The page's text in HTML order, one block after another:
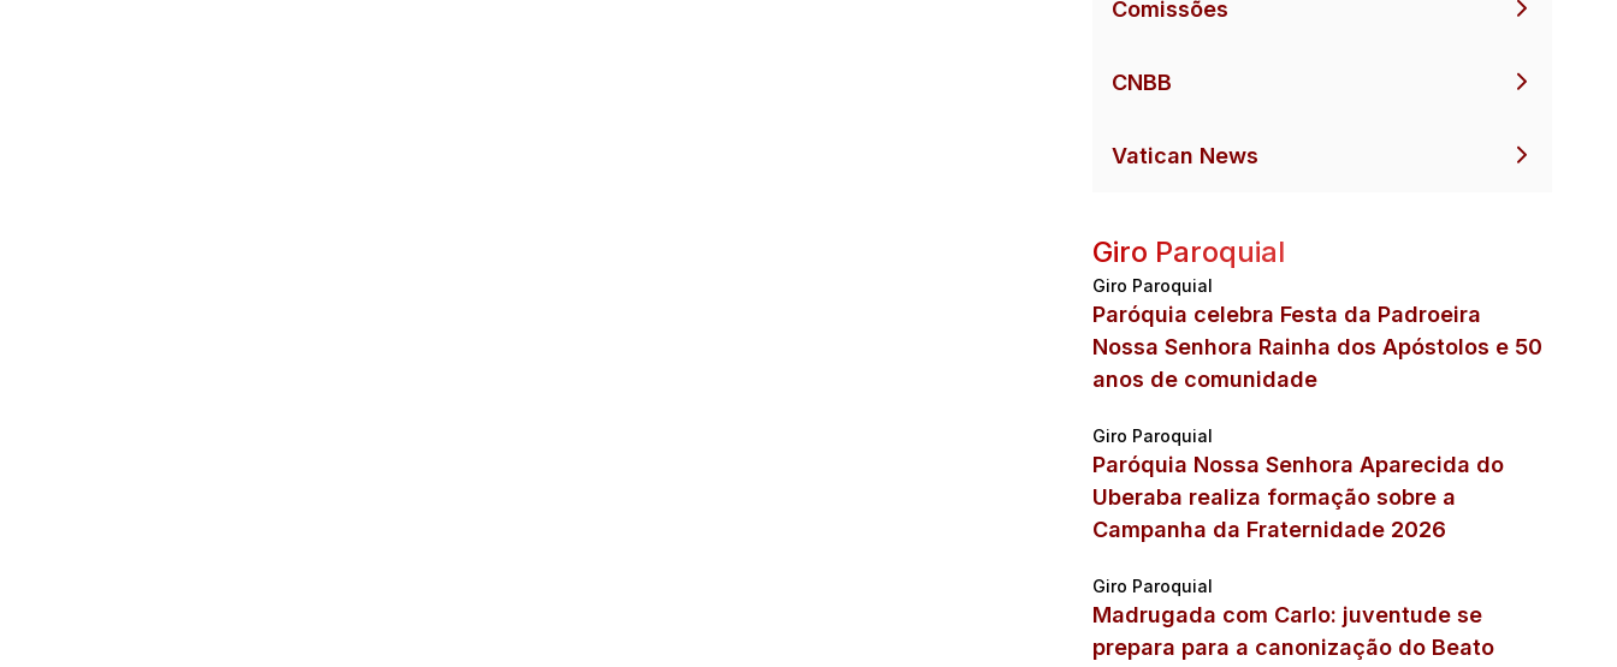
Comissões
CNBB
Vatican News
Giro Paroquial
Giro Paroquial
Paróquia celebra Festa da Padroeira
Nossa Senhora Rainha dos Apóstolos e 50
anos de comunidade
Giro Paroquial
Paróquia Nossa Senhora Aparecida do
Uberaba realiza formação sobre a
Campanha da Fraternidade 2026
Giro Paroquial
Madrugada com Carlo: juventude se
prepara para a canonização do Beato